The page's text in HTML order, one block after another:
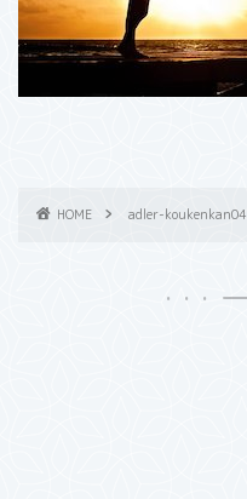
HOME adler-koukenkan04